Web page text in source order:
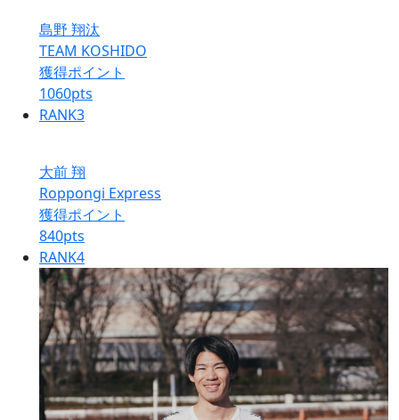
島野 翔汰
TEAM KOSHIDO
獲得ポイント
1060pts
RANK3
大前 翔
Roppongi Express
獲得ポイント
840pts
RANK4